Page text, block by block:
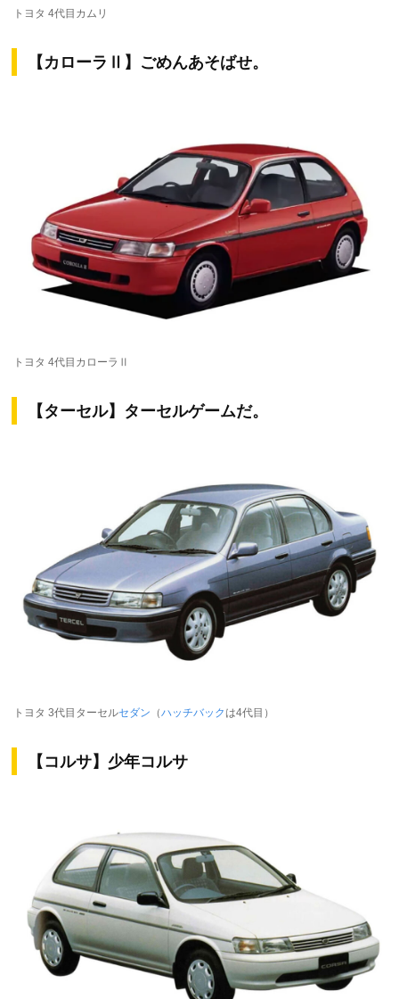
トヨタ 4代目カムリ
【カローラⅡ】ごめんあそばせ。
トヨタ 4代目カローラⅡ
【ターセル】ターセルゲームだ。
トヨタ 3代目ターセルセダン （ハッチバック は4代目）
【コルサ】少年コルサ